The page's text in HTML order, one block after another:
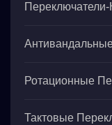
Ротационные
Тактовые